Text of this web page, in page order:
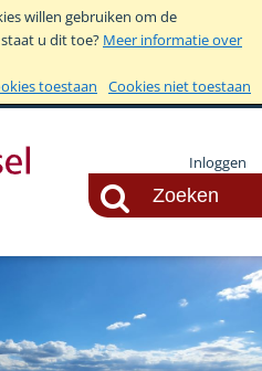
willen gebruiken om de
u dit toe? Meer informatie over
toestaan
Cookies niet toestaan
Inloggen